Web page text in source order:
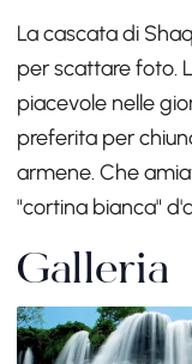
La cascata di
per scattare foto.
piacevole nelle
preferita per
armene. Che
"cortina bianca"
Galleria